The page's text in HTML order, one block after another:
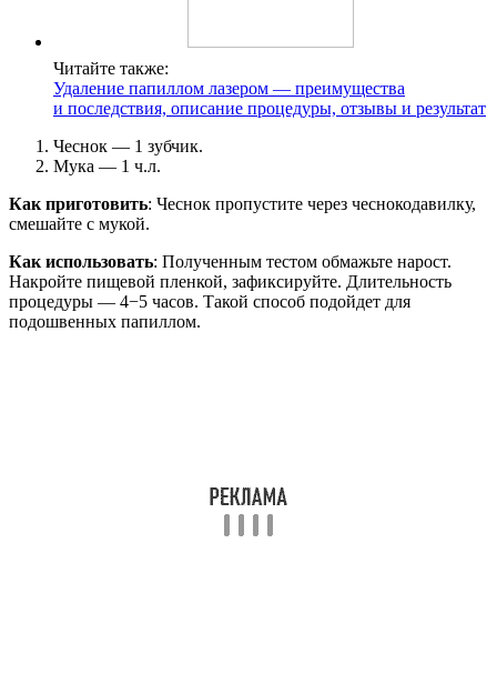
Читайте также:
Удаление папиллом лазером — преимущества
и последствия, описание процедуры, отзывы и результат
Чеснок — 1 зубчик.
Мука — 1 ч.л.
Как приготовить: Чеснок пропустите через чеснокодавилку,
смешайте с мукой.
Как использовать: Полученным тестом обмажьте нарост.
Накройте пищевой пленкой, зафиксируйте. Длительность
процедуры — 4−5 часов. Такой способ подойдет для
подошвенных папиллом.